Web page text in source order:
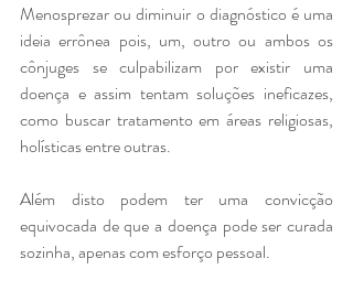
Menosprezar ou diminuir o diagnóstico é uma
ideia errônea pois, um, outro ou ambos os
cônjuges se culpabilizam por existir uma
doença e assim tentam soluções ineficazes,
como buscar tratamento em áreas religiosas,
holísticas entre outras.
Além disto podem ter uma convicção
equivocada de que a doença pode ser curada
sozinha, apenas com esforço pessoal.